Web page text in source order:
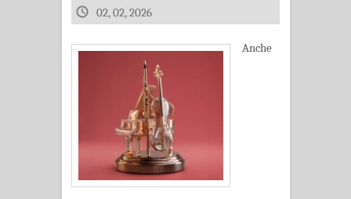
02, 02, 2026
Anche